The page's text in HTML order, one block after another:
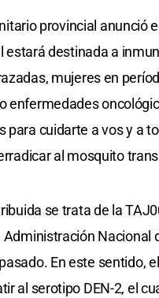
provincial anunció
estará destinada a
mujeres en
enfermedades
para cuidarte a vos y a
al mosquito
se trata de la
En este sentido,
al serotipo DEN-2, el